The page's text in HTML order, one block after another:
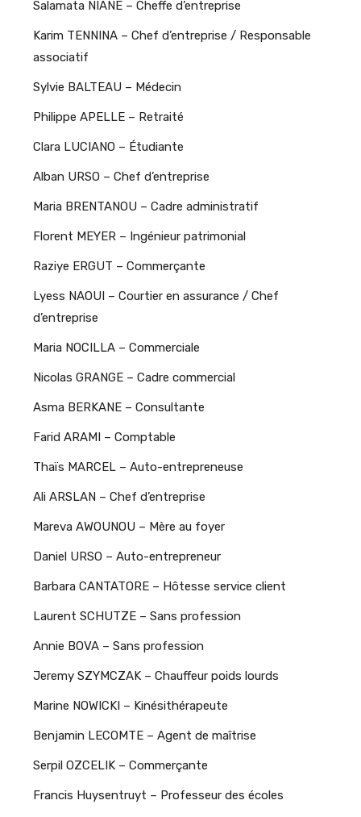
Salamata NIANE – Cheffe d’entreprise
Karim TENNINA – Chef d’entreprise / Responsable
associatif
Sylvie BALTEAU – Médecin
Philippe APELLE – Retraité
Clara LUCIANO – Étudiante
Alban URSO – Chef d’entreprise
Maria BRENTANOU – Cadre administratif
Florent MEYER – Ingénieur patrimonial
Raziye ERGUT – Commerçante
Lyess NAOUI – Courtier en assurance / Chef
d’entreprise
Maria NOCILLA – Commerciale
Nicolas GRANGE – Cadre commercial
Asma BERKANE – Consultante
Farid ARAMI – Comptable
Thaïs MARCEL – Auto-entrepreneuse
Ali ARSLAN – Chef d’entreprise
Mareva AWOUNOU – Mère au foyer
Daniel URSO – Auto-entrepreneur
Barbara CANTATORE – Hôtesse service client
Laurent SCHUTZE – Sans profession
Annie BOVA – Sans profession
Jeremy SZYMCZAK – Chauffeur poids lourds
Marine NOWICKI – Kinésithérapeute
Benjamin LECOMTE – Agent de maîtrise
Serpil OZCELIK – Commerçante
Francis Huysentruyt – Professeur des écoles